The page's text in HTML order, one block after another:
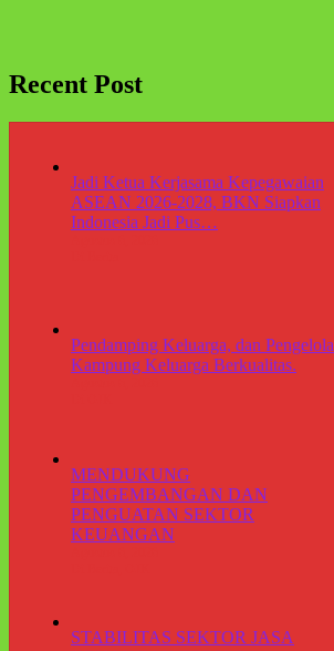
Recent Post
Jadi Ketua Kerjasama Kepegawaian
ASEAN 2026-2028, BKN Siapkan
Indonesia Jadi Pus…
Pendamping Keluarga, dan Pengelola
Kampung Keluarga Berkualitas.
MENDUKUNG
PENGEMBANGAN DAN
PENGUATAN SEKTOR
KEUANGAN
STABILITAS SEKTOR JASA